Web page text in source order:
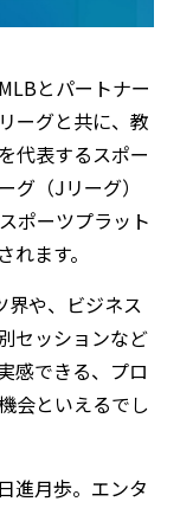
とパートナー
ーグと共に、教
代表するスポー
グ（Jリーグ）
ポーツプラット
ます。
や、ビジネス
セッションなど
感できる、プロ
会といえるでし
進月歩。エンタ